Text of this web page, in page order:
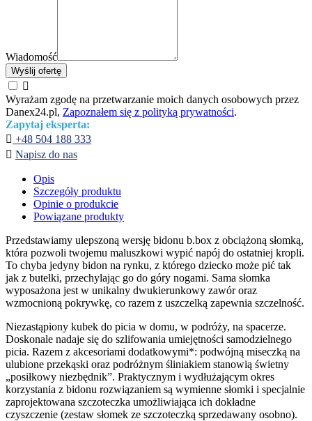
Wiadomość
Wyślij ofertę

Wyrażam zgodę na przetwarzanie moich danych osobowych przez
Danex24.pl, Zapoznałem się z polityką prywatności.
Zapytaj eksperta:
 +48 504 188 333
 Napisz do nas
Opis
Szczegóły produktu
Opinie o produkcie
Powiązane produkty
Przedstawiamy ulepszoną wersję bidonu b.box z obciążoną słomką,
która pozwoli twojemu maluszkowi wypić napój do ostatniej kropli.
To chyba jedyny bidon na rynku, z którego dziecko może pić tak
jak z butelki, przechylając go do góry nogami. Sama słomka
wyposażona jest w unikalny dwukierunkowy zawór oraz
wzmocnioną pokrywkę, co razem z uszczelką zapewnia szczelność.
Niezastąpiony kubek do picia w domu, w podróży, na spacerze.
Doskonale nadaje się do szlifowania umiejętności samodzielnego
picia. Razem z akcesoriami dodatkowymi*: podwójną miseczką na
ulubione przekąski oraz podróżnym śliniakiem stanowią świetny
„posiłkowy niezbędnik”. Praktycznym i wydłużającym okres
korzystania z bidonu rozwiązaniem są wymienne słomki i specjalnie
zaprojektowana szczoteczka umożliwiająca ich dokładne
czyszczenie (zestaw słomek ze szczoteczką sprzedawany osobno).